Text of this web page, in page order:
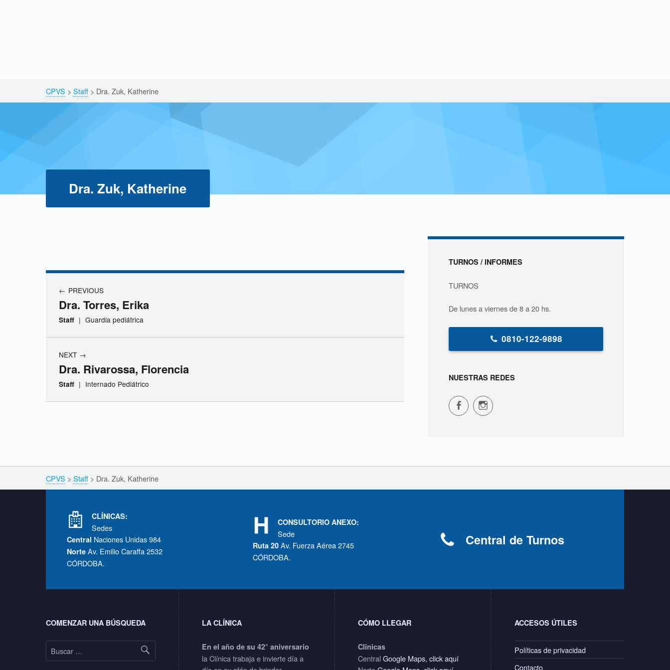
Breadcrumbs navigation
CPVS > Staff > Dra. Zuk, Katherine
Dra. Zuk, Katherine
r
Z
k
a
t
i
n
e
PREVIOUS
Dra. Torres, Erika
Staff | Guardia pediátrica
NEXT
Dra. Rivarossa, Florencia
Staff | Internado Pediátrico
Sidebar
TURNOS / INFORMES
TURNOS
De lunes a viernes de 8 a 20 hs.
0810-122-9898
NUESTRAS REDES
CPVS en Facebook CPVS en Instagram
Breadcrumbs navigation
CPVS > Staff > Dra. Zuk, Katherine
CLÍNICAS:
Sedes
Central Naciones Unidas 984
Norte Av. Emilio Caraffa 2532
CÓRDOBA.
CONSULTORIO ANEXO:
Sede
Ruta 20Av. Fuerza Aérea 2745
CÓRDOBA.
Central de Turnos
Footer sidebar
COMENZAR UNA BÚSQUEDA
Buscar:
LA CLÍNICA
En el año de su 42° aniversario
la Clínica trabaja e invierte día a
CÓMO LLEGAR
Clínicas
CentralGoogle Maps, click aquí
ACCESOS ÚTILES
Políticas de privacidad
Contacto